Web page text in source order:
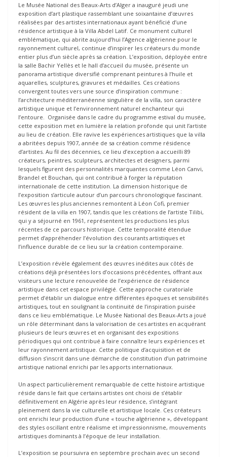
Le Musée National des Beaux-Arts d’Alger a inauguré jeudi une
exposition d’art plastique rassemblant une soixantaine d’œuvres
réalisées par des artistes internationaux ayant bénéficié d’une
résidence artistique à la Villa Abdel Latif. Ce monument culturel
emblématique, qui abrite aujourd’hui l’Agence algérienne pour le
rayonnement culturel, continue d’inspirer les créateurs du monde
entier plus d’un siècle après sa création. L’exposition, déployée entre
la salle Bachir Yellès et le hall d’accueil du musée, présente un
panorama artistique diversifié comprenant peintures à l’huile et
aquarelles, sculptures, gravures et médailles. Ces créations
convergent toutes vers une source d’inspiration commune :
l’architecture méditerranéenne singulière de la villa, son caractère
artistique unique et l’environnement naturel enchanteur qui
l’entoure. Organisée dans le cadre du programme estival du musée,
cette exposition met en lumière la relation profonde qui unit l’artiste
au lieu de création. Elle ravive les expériences artistiques que la villa
a abritées depuis 1907, année de sa création comme résidence
d’artistes. Au fil des décennies, ce lieu d’exception a accueilli 89
créateurs, peintres, sculpteurs, architectes et designers, parmi
lesquels figurent des personnalités marquantes comme Léon Canvi,
Brandel et Bouchan, qui ont contribué à forger la réputation
internationale de cette institution. La dimension historique de
l’exposition s’articule autour d’un parcours chronologique fascinant.
Les œuvres les plus anciennes remontent à Léon Cofi, premier
résident de la villa en 1907, tandis que les créations de l’artiste Tilibi,
qui y a séjourné en 1961, représentent les productions les plus
récentes de ce parcours historique. Cette temporalité étendue
permet d’appréhender l’évolution des courants artistiques et
l’influence durable de ce lieu sur la création contemporaine.
L’exposition révèle également des œuvres inédites aux côtés de
créations déjà présentées lors d’occasions précédentes, offrant aux
visiteurs une lecture renouvelée de l’expérience de résidence
artistique dans cet espace privilégié. Cette approche curatoriale
permet d’établir un dialogue entre différentes époques et sensibilités
artistiques, tout en soulignant la continuité de l’inspiration puisée
dans ce lieu emblématique. Le Musée National des Beaux-Arts a joué
un rôle déterminant dans la valorisation de ces artistes en acquérant
plusieurs de leurs œuvres et en organisant des expositions
périodiques qui ont contribué à faire connaître leurs expériences et
leur rayonnement artistique. Cette politique d’acquisition et de
diffusion s’inscrit dans une démarche de constitution d’un patrimoine
artistique national enrichi par les apports internationaux.
Un aspect particulièrement remarquable de cette histoire artistique
réside dans le fait que certains artistes ont choisi de s’établir
définitivement en Algérie après leur résidence, s’intégrant
pleinement dans la vie culturelle et artistique locale. Ces créateurs
ont enrichi leur production d’une « touche algérienne », développant
des styles oscillant entre réalisme et impressionnisme, mouvements
artistiques dominants à l’époque de leur installation.
L’exposition se poursuivra en septembre prochain avec un second